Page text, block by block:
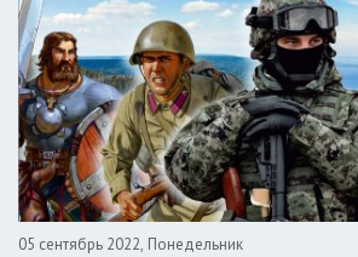
05 сентябрь 2022, Понедельник